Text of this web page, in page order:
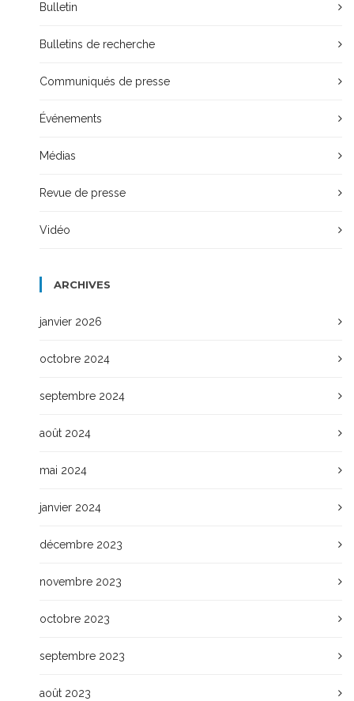
Bulletin
Bulletins de recherche
Communiqués de presse
Événements
Médias
Revue de presse
Vidéo
ARCHIVES
janvier 2026
octobre 2024
septembre 2024
août 2024
mai 2024
janvier 2024
décembre 2023
novembre 2023
octobre 2023
septembre 2023
août 2023